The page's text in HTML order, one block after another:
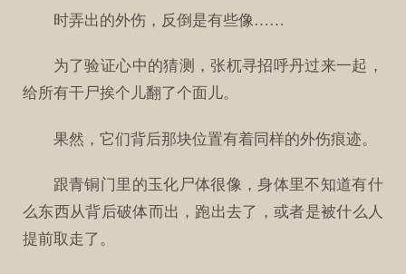
时弄出的外伤，反倒是有些像……
为了验证心中的猜测，张杌寻招呼丹过来一起，
给所有干尸挨个儿翻了个面儿。
果然，它们背后那块位置有着同样的外伤痕迹。
跟青铜门里的玉化尸体很像，身体里不知道有什
么东西从背后破体而出，跑出去了，或者是被什么人
提前取走了。